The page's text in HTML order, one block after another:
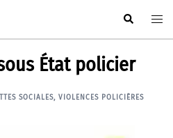
Rechercher
État policier
SOCIALES, VIOLENCES POLICIÈRES